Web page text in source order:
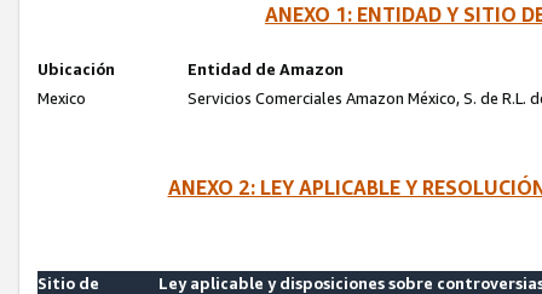
ANEXO 1: ENTIDAD Y SITIO
Ubicación
Entidad de Amazon
Mexico
Servicios Comerciales Amazon México, S. de R.L.
ANEXO 2: LEY APLICABLE Y
Sitio de
Ley aplicable y disposiciones sobre